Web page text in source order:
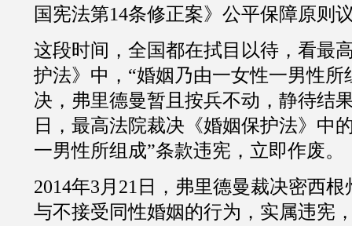
国宪法第14条修正案》公平保障原则
这段时间，全国都在拭目以待，看最
护法》中，“婚姻乃由一女性一男性所
决，弗里德曼暂且按兵不动，静待结
日，最高法院裁决《婚姻保护法》中
一男性所组成”条款违宪，立即作废。
2014年3 月 21 日，弗里德曼裁决密西
与不接受同性婚姻的行为，实属违宪